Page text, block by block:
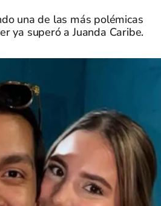
una de las más polémicas
ya superó a Juanda Caribe.